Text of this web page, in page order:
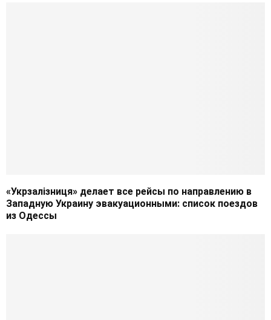
«Укрзалізниця» делает все рейсы по направлению в
Западную Украину эвакуационными: список поездов
из Одессы